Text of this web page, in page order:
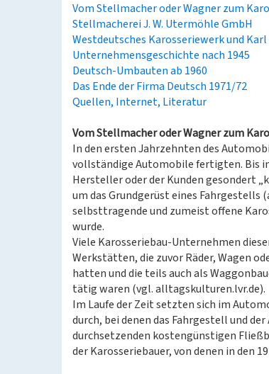
Vom Stellmacher oder Wagner zum
Stellmacherei J. W. Utermöhle GmbH
Westdeutsches Karosseriewerk und
Unternehmensgeschichte nach 1945
Deutsch-Umbauten ab 1960
Das Ende der Firma Deutsch 1971/72
Quellen, Internet, Literatur
Vom Stellmacher oder Wagner zum
In den ersten Jahrzehnten des
vollständige Automobile fertigten. Bis
Hersteller oder der Kunden gesondert
um das Grundgerüst eines
selbsttragende und zumeist offene
wurde.
Viele Karosseriebau-Unternehmen
Werkstätten, die zuvor Räder, Wagen
hatten und die teils auch als
tätig waren (vgl. alltagskulturen.lvr.de).
Im Laufe der Zeit setzten sich im
durch, bei denen das Fahrgestell und
durchsetzenden kostengünstigen
der Karosseriebauer, von denen in den